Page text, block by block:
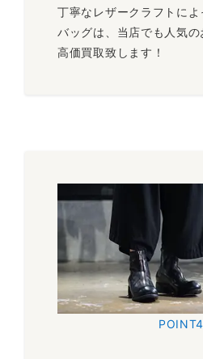
丁寧なレザークラフトによ
バッグは、当店でも人気の
高価買取致します！
POINT4